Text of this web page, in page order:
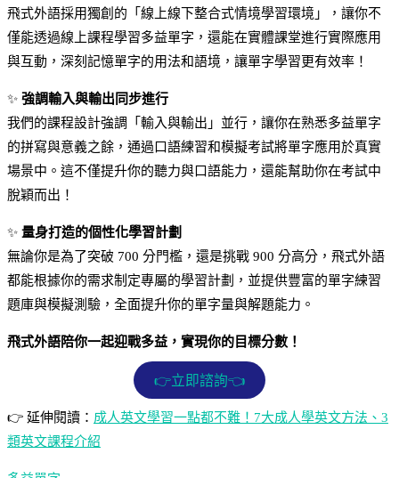
飛式外語採用獨創的「線上線下整合式情境學習環境」，讓你不
僅能透過線上課程學習多益單字，還能在實體課堂進行實際應用
與互動，深刻記憶單字的用法和語境，讓單字學習更有效率！
✨ 強調輸入與輸出同步進行
我們的課程設計強調「輸入與輸出」並行，讓你在熟悉多益單字
的拼寫與意義之餘，通過口語練習和模擬考試將單字應用於真實
場景中。這不僅提升你的聽力與口語能力，還能幫助你在考試中
脫穎而出！
✨ 量身打造的個性化學習計劃
無論你是為了突破 700 分門檻，還是挑戰 900 分高分，飛式外語
都能根據你的需求制定專屬的學習計劃，並提供豐富的單字練習
題庫與模擬測驗，全面提升你的單字量與解題能力。
飛式外語陪你一起迎戰多益，實現你的目標分數！
👉立即諮詢👈
👉 延伸閱讀： 成人英文學習一點都不難！7大成人學英文方法、3
類英文課程介紹